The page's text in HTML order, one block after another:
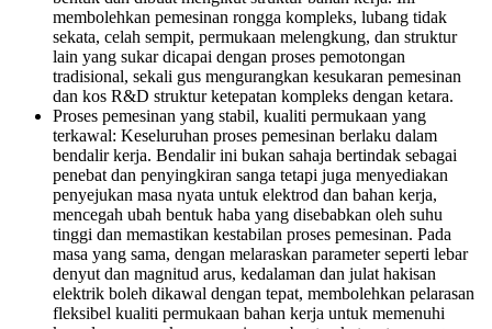
membolehkan pemesinan rongga kompleks, lubang tidak
sekata, celah sempit, permukaan melengkung, dan struktur
lain yang sukar dicapai dengan proses pemotongan
tradisional, sekali gus mengurangkan kesukaran pemesinan
dan kos R&D struktur ketepatan kompleks dengan ketara.
Proses pemesinan yang stabil, kualiti permukaan yang
terkawal: Keseluruhan proses pemesinan berlaku dalam
bendalir kerja. Bendalir ini bukan sahaja bertindak sebagai
penebat dan penyingkiran sanga tetapi juga menyediakan
penyejukan masa nyata untuk elektrod dan bahan kerja,
mencegah ubah bentuk haba yang disebabkan oleh suhu
tinggi dan memastikan kestabilan proses pemesinan. Pada
masa yang sama, dengan melaraskan parameter seperti lebar
denyut dan magnitud arus, kedalaman dan julat hakisan
elektrik boleh dikawal dengan tepat, membolehkan pelarasan
fleksibel kualiti permukaan bahan kerja untuk memenuhi